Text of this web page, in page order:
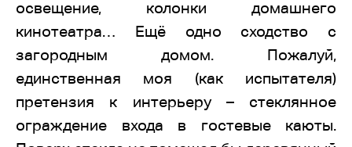
освещение, колонки домашнего
кинотеатра… Ещё одно сходство с
загородным домом. Пожалуй,
единственная моя (как испытателя)
претензия к интерьеру – стеклянное
ограждение входа в гостевые каюты.